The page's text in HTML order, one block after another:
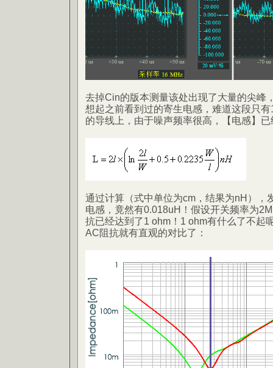
去掉Cin的版本测量该处出现了大量的尖峰
想起之前看到过的寄生电感，难道这段只
的导线上，由于噪声频率很高，【电感】
通过计算（式中单位为cm，结果为nH），
电感，竟然有0.018uH！假设开关频率为
抗已经达到了1 ohm！1 ohm有什么了不起
AC阻抗就有直观的对比了：